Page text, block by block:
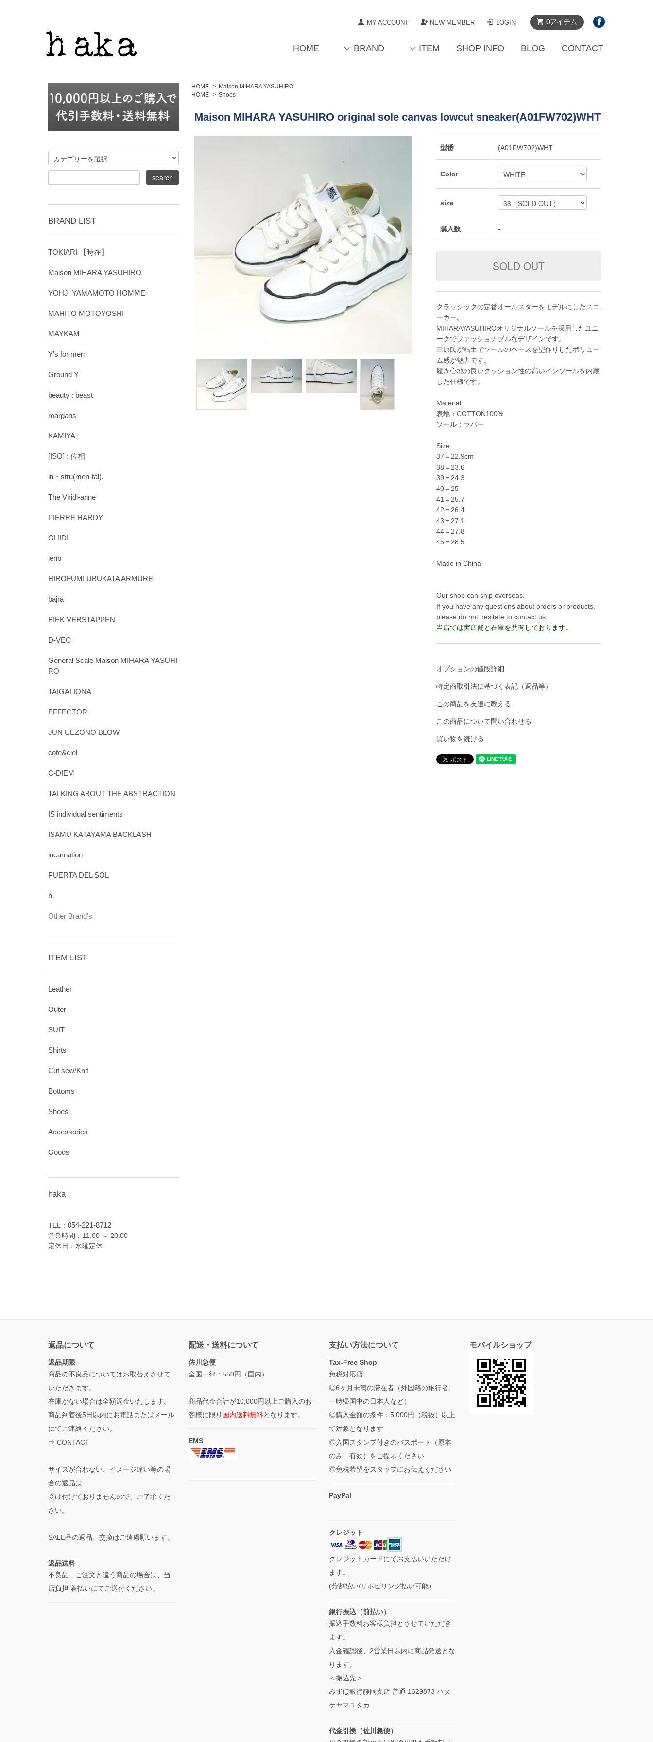
0アイテム
MY ACCOUNT NEW MEMBER LOGIN
HOME BRAND ITEM SHOP INFO BLOG CONTACT
HOME > Maison MIHARA YASUHIRO
HOME
> Shoes
Maison MIHARA YASUHIRO original sole canvas lowcut sneaker(A01FW702)WHT
型番 (A01FW702)WHT
Color
size
購入数 -
クラッシックの定番オールスターをモデルにしたスニ
ーカー。
MIHARAYASUHIROオリジナルソールを採用したユニ
ークでファッショナブルなデザインです。
三原氏が粘土でソールのベースを型作りしたボリュー
ム感が魅力です。
履き心地の良いクッション性の高いインソールを内蔵
した仕様です。
Material
表地：COTTON100%
ソール：ラバー
Size
37＝22.9cm
38＝23.6
39＝24.3
40＝25
41＝25.7
42＝26.4
43＝27.1
44＝27.8
45＝28.5
Made in China
Our shop can ship overseas.
If you have any questions about orders or products,
please do not hesitate to contact us
当店では実店舗と在庫を共有しております。
オプションの値段詳細
特定商取引法に基づく表記（返品等）
この商品を友達に教える
この商品について問い合わせる
買い物を続ける
BRAND LIST
TOKIARI 【時在】
Maison MIHARA YASUHIRO
YOHJI YAMAMOTO HOMME
MAHITO MOTOYOSHI
MAYKAM
Y's for men
Ground Y
beauty : beast
roargans
KAMIYA
[ISŌ] : 位相
in・stru(men-tal).
The Viridi-anne
PIERRE HARDY
GUIDI
ierib
HIROFUMI UBUKATA ARMURE
bajra
BIEK VERSTAPPEN
D-VEC
General Scale Maison MIHARA YASUHI
RO
TAIGALIONA
EFFECTOR
JUN UEZONO BLOW
cote&ciel
C-DIEM
TALKING ABOUT THE ABSTRACTION
IS individual sentiments
ISAMU KATAYAMA BACKLASH
incarnation
PUERTA DEL SOL
h
Other Brand's
ITEM LIST
Leather
Outer
SUIT
Shirts
Cut sew/Knit
Bottoms
Shoes
Accessories
Goods
haka
TEL： 054-221-8712
営業時間：11:00 ～ 20:00
定休日：水曜定休
返品について
返品期限
商品の不良品についてはお取替えさせて
いただきます。
在庫がない場合は全額返金いたします。
商品到着後5日以内にお電話またはメール
にてご連絡ください。
⇒ CONTACT
サイズが合わない、イメージ違い等の場
合の返品は
受け付けておりませんので、ご了承くだ
さい。
SALE品の返品、交換はご遠慮願います。
返品送料
不良品、ご注文と違う商品の場合は、当
店負担 着払いにてご送付ください。
配送・送料について
佐川急便
全国一律：550円（国内）
商品代金合計が10,000円以上ご購入のお
客様に限り 国内送料無料となります。
EMS
支払い方法について
Tax-Free Shop
免税対応店
◎6ヶ月未満の滞在者（外国籍の旅行者、
一時帰国中の日本人など）
◎購入金額の条件：5,000円（税抜）以上
で対象となります
◎入国スタンプ付きのパスポート（原本
のみ、有効）をご提示ください
◎免税希望をスタッフにお伝えください
PayPal
クレジット
クレジットカードにてお支払いいただけ
ます。
(分割払い/リボビリング払い可能）
銀行振込（前払い）
振込手数料お客様負担とさせていただき
ます。
入金確認後、2営業日以内に商品発送とな
ります。
＜振込先＞
みずほ銀行静岡支店 普通 1629873 ハタ
ケヤマユタカ
代金引換（佐川急便）
モバイルショップ